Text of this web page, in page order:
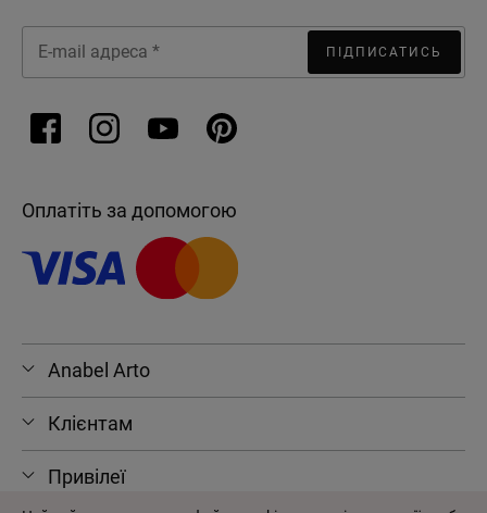
ПІДПИСАТИСЬ
Оплатіть за допомогою
Anabel Arto
Клієнтам
Привілеї